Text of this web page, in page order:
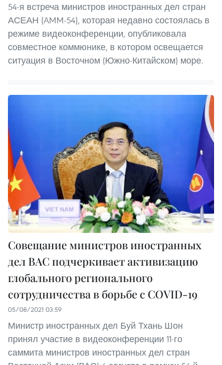
54-я встреча министров иностранных дел стран
АСЕАН (AMM-54), которая недавно состоялась в
режиме видеоконференции, опубликовала
совместное коммюнике, в котором освещается
ситуация в Восточном (Южно-Китайском) море.
Совещание министров иностранных
дел ВАС подчеркивает активизацию
глобального регионального
сотрудничества в борьбе с COVID-19
05/08/2021 03:59
Министр иностранных дел Буй Тхань Шон
принял участие в видеоконференции 11-го
саммита министров иностранных дел стран